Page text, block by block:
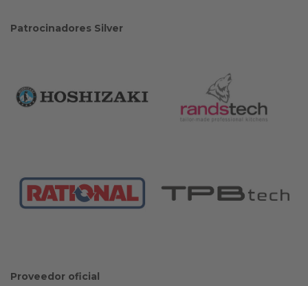
Patrocinadores Silver
Proveedor oficial